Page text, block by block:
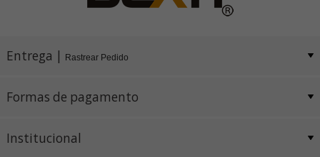
Entrega | Rastrear Pedido
Formas de pagamento
Institucional